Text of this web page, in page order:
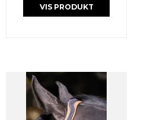
VIS PRODUKT